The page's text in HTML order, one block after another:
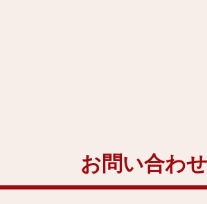
お問い合わせ